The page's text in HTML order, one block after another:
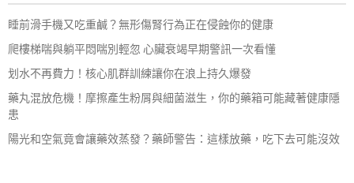
睡前滑手機又吃重鹹？無形傷腎行為正在侵蝕你的健康
爬樓梯喘與躺平悶喘別輕忽 心臟衰竭早期警訊一次看懂
划水不再費力！核心肌群訓練讓你在浪上持久爆發
藥丸混放危機！摩擦產生粉屑與細菌滋生，你的藥箱可能藏著健康隱
患
陽光和空氣竟會讓藥效蒸發？藥師警告：這樣放藥，吃下去可能沒效